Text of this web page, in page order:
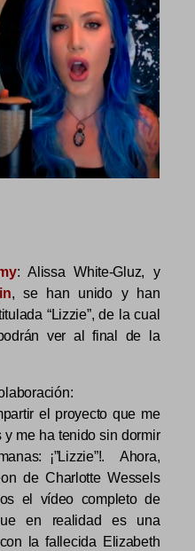
: Alissa White-Gluz, y
, se han unido y han
“Lizzie”, de la cual
ver al final de la
el proyecto que me
y me ha tenido sin dormir
¡”Lizzie”!. Ahora,
de Charlotte Wessels
el vídeo completo de
en realidad es una
la fallecida Elizabeth